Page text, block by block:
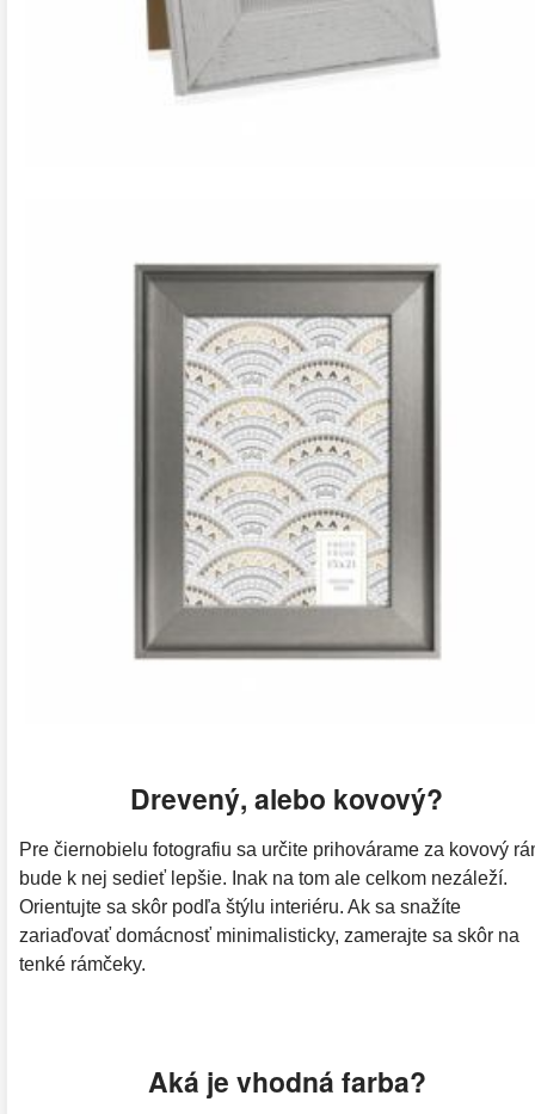
Drevený, alebo kovový?
Pre čiernobielu fotografiu sa určite prihovárame za kovový
bude k nej sedieť lepšie. Inak na tom ale celkom nezáleží.
Orientujte sa skôr podľa štýlu interiéru. Ak sa snažíte
zariaďovať domácnosť minimalisticky, zamerajte sa skôr na
tenké rámčeky.
Aká je vhodná farba?